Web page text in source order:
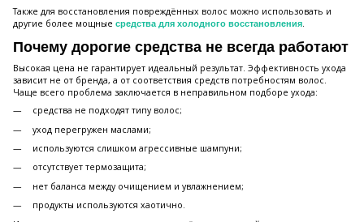
Также для восстановления повреждённых волос можно использовать и
другие более мощные средства для холодного восстановления
Почему дорогие средства не всегда работают
Высокая цена не гарантирует идеальный результат. Эффективность ухода
зависит не от бренда, а от соответствия средств потребностям волос.
Чаще всего проблема заключается в неправильном подборе ухода:
средства не подходят типу волос;
уход перегружен маслами;
используются слишком агрессивные шампуни;
отсутствует термозащита;
нет баланса между очищением и увлажнением;
продукты используются хаотично.